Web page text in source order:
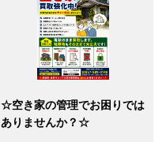
☆空き家の管理でお困りでは
ありませんか？☆